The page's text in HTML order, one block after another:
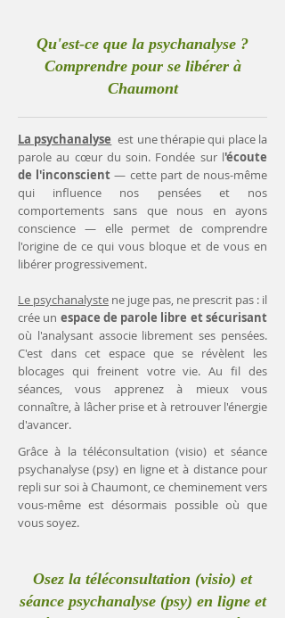
Qu'est-ce que la psychanalyse ?
Comprendre pour se libérer à
Chaumont
La psychanalyse est une thérapie qui place la
parole au cœur du soin. Fondée sur l'écoute
de l'inconscient— cette part de nous-même
qui influence nos pensées et nos
comportements sans que nous en ayons
conscience — elle permet de comprendre
l'origine de ce qui vous bloque et de vous en
libérer progressivement.
Le psychanalyste ne juge pas, ne prescrit pas : il
crée un espace de parole libre et sécurisant
où l'analysant associe librement ses pensées.
C'est dans cet espace que se révèlent les
blocages qui freinent votre vie. Au fil des
séances, vous apprenez à mieux vous
connaître, à lâcher prise et à retrouver l'énergie
d'avancer.
Grâce à la téléconsultation (visio) et séance
psychanalyse (psy) en ligne et à distance pour
repli sur soi à Chaumont, ce cheminement vers
vous-même est désormais possible où que
vous soyez.
Osez la téléconsultation (visio) et
séance psychanalyse (psy) en ligne et